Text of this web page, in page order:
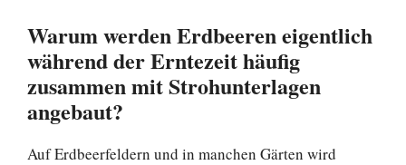
Warum werden Erdbeeren eigentlich
während der Erntezeit häufig
zusammen mit Strohunterlagen
angebaut?
Auf Erdbeerfeldern und in manchen Gärten wird